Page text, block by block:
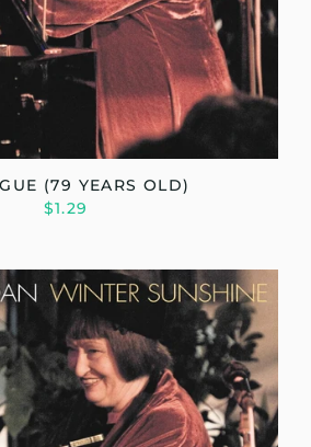
(79 YEARS OLD)
$1.29